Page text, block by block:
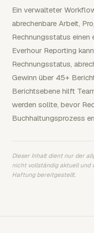
Ein verwalteter
abrechenbare Arbeit,
Rechnungsstatus einen
Everhour Reporting
Rechnungsstatus,
Gewinn über 45+
Berichtsebene hilft
werden sollte, bevor
Buchhaltungsprozess
Dieser Inhalt dient nur der
nicht vollständig aktuell und
Haftung bereitgestellt.